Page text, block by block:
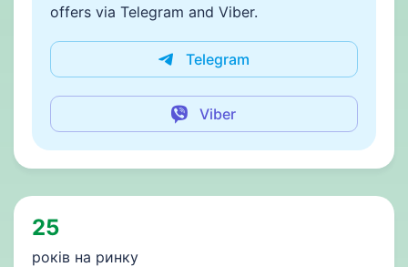
offers via Telegram and Viber.
Telegram
Viber
25
років на ринку